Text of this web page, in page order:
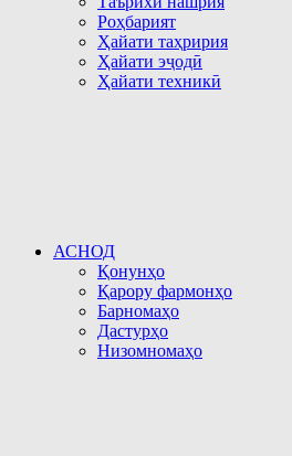
Роҳбарият
Ҳайати таҳририя
Ҳайати эҷодӣ
Ҳайати техникӣ
АСНОД
Қонунҳо
Қарору фармонҳо
Барномаҳо
Дастурҳо
Низомномаҳо